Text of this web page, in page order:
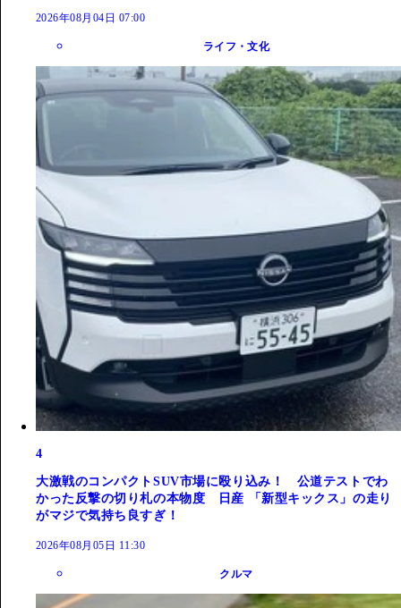
2026年08月04日 07:00
ライフ・文化
4
大激戦のコンパクトSUV市場に殴り込み！ 公道テストでわ
かった反撃の切り札の本物度 日産 「新型キックス」の走り
がマジで気持ち良すぎ！
2026年08月05日 11:30
クルマ